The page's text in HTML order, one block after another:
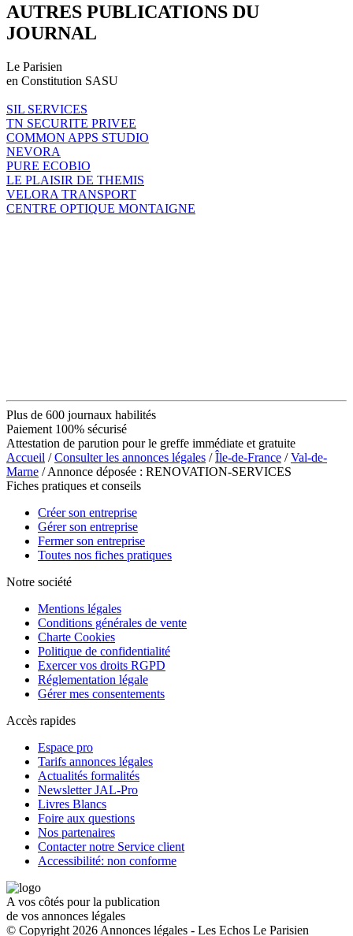
AUTRES PUBLICATIONS DU
JOURNAL
Le Parisien
en Constitution SASU
SIL SERVICES
TN SECURITE PRIVEE
COMMON APPS STUDIO
NEVORA
PURE ECOBIO
LE PLAISIR DE THEMIS
VELORA TRANSPORT
CENTRE OPTIQUE MONTAIGNE
Plus de 600 journaux habilités
Paiement 100% sécurisé
Attestation de parution pour le greffe immédiate et gratuite
Accueil /Consulter les annonces légales /Île-de-France /Val-de-
Marne / Annonce déposée : RENOVATION-SERVICES
Fiches pratiques et conseils
Créer son entreprise
Gérer son entreprise
Fermer son entreprise
Toutes nos fiches pratiques
Notre société
Mentions légales
Conditions générales de vente
Charte Cookies
Politique de confidentialité
Exercer vos droits RGPD
Réglementation légale
Gérer mes consentements
Accès rapides
Espace pro
Tarifs annonces légales
Actualités formalités
Newsletter JAL-Pro
Livres Blancs
Foire aux questions
Nos partenaires
Contacter notre Service client
Accessibilité: non conforme
A vos côtés pour la publication
de vos annonces légales
© Copyright 2026 Annonces légales - Les Echos Le Parisien